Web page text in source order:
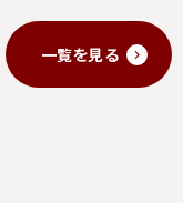
一覧を見る